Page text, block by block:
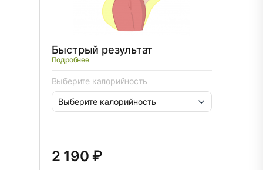
Быстрый результат
Подробнее
Выберите калорийность
2 190 ₽